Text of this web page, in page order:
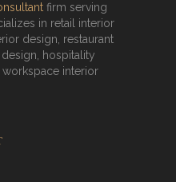
firm serving
in retail interior
design, restaurant
hospitality
interior